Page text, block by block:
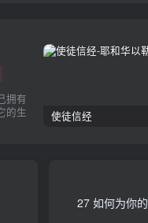
拥有
的生
使徒信经
27 如何为你